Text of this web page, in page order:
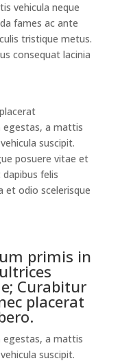
vehicula neque
fames ac ante
tristique metus.
consequat lacinia
egestas, a mattis
suscipit.
posuere vitae et
felis
et odio scelerisque
primis in
Curabitur
placerat
egestas, a mattis
suscipit.